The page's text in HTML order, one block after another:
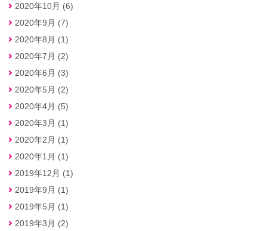
2020年10月 (6)
2020年9月 (7)
2020年8月 (1)
2020年7月 (2)
2020年6月 (3)
2020年5月 (2)
2020年4月 (5)
2020年3月 (1)
2020年2月 (1)
2020年1月 (1)
2019年12月 (1)
2019年9月 (1)
2019年5月 (1)
2019年3月 (2)